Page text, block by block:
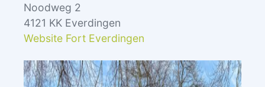
Noodweg 2
4121 KK Everdingen
Website Fort Everdingen